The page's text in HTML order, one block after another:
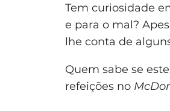
Tem curiosidade
e para o mal?
lhe conta de
Quem sabe se
refeições no